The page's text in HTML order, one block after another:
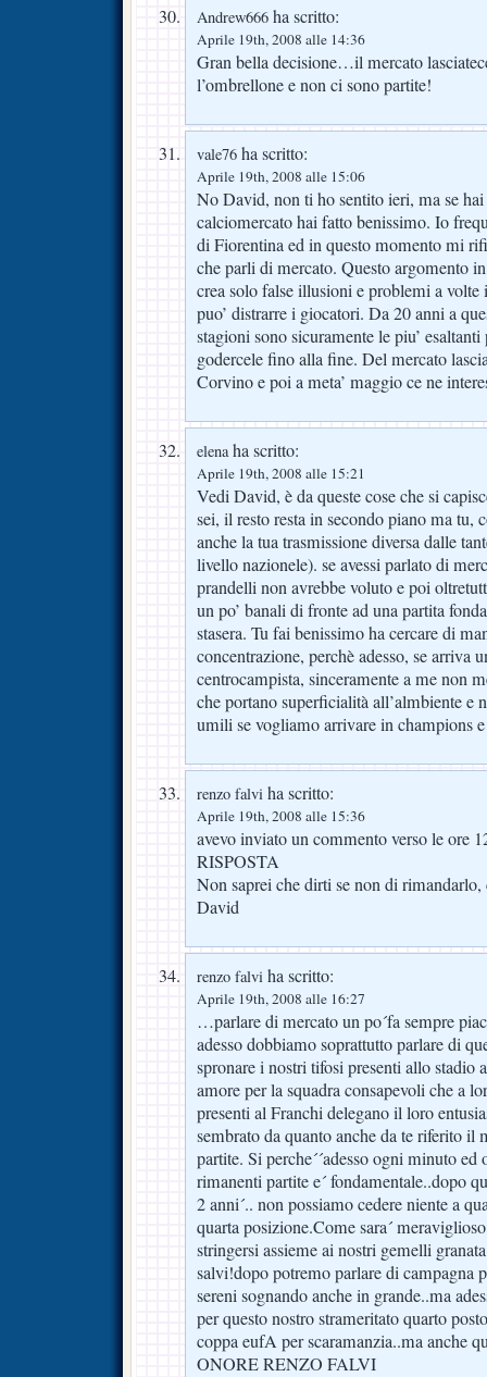
Andrew666 ha scritto:
Aprile 19th, 2008 alle 14:36
Gran bella decisione…il mercato
l’ombrellone e non ci sono partite!
vale76 ha scritto:
Aprile 19th, 2008 alle 15:06
No David, non ti ho sentito ieri, ma se
calciomercato hai fatto benissimo. Io
di Fiorentina ed in questo momento mi
che parli di mercato. Questo argomento
crea solo false illusioni e problemi a volte
puo’ distrarre i giocatori. Da 20 anni a
stagioni sono sicuramente le piu’
godercele fino alla fine. Del mercato
Corvino e poi a meta’ maggio ce ne
elenaha scritto:
Aprile 19th, 2008 alle 15:21
Vedi David, è da queste cose che si
sei, il resto resta in secondo piano ma tu,
anche la tua trasmissione diversa dalle
livello nazionele). se avessi parlato di
prandelli non avrebbe voluto e poi
un po’ banali di fronte ad una partita
stasera. Tu fai benissimo ha cercare di
concentrazione, perchè adesso, se arriva
centrocampista, sinceramente a me non
che portano superficialità all’almbiente e
umili se vogliamo arrivare in champions
renzo falvi ha scritto:
Aprile 19th, 2008 alle 15:36
avevo inviato un commento verso le ore
RISPOSTA
Non saprei che dirti se non di rimandarlo,
David
renzo falvi ha scritto:
Aprile 19th, 2008 alle 16:27
…parlare di mercato un po´fa sempre
adesso dobbiamo soprattutto parlare di
spronare i nostri tifosi presenti allo stadio
amore per la squadra consapevoli che a
presenti al Franchi delegano il loro
sembrato da quanto anche da te riferito il
partite. Si perche´´adesso ogni minuto ed
rimanenti partite e´ fondamentale..dopo
2 anni´.. non possiamo cedere niente a
quarta posizione.Come sara´
stringersi assieme ai nostri gemelli
salvi!dopo potremo parlare di campagna
sereni sognando anche in grande..ma
per questo nostro strameritato quarto
coppa eufA per scaramanzia..ma
ONORE RENZO FALVI